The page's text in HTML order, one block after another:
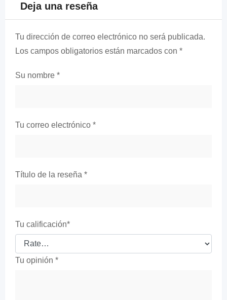
Deja una reseña
Tu dirección de correo electrónico no será publicada.
Los campos obligatorios están marcados con *
Su nombre *
Tu correo electrónico *
Título de la reseña *
Tu calificación*
Tu opinión *